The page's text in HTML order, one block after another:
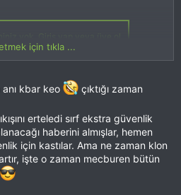
elbette. Ama ben bu hobide
verdiği tecrübeye dayanarak
çıkacak para miktarında bir
için tıkla ...
kbar keo
çıktığı zaman
erteledi sırf ekstra güvenlik
haberini almışlar, hemen
için kastılar. Ama ne zaman klon
işte o zaman mecburen bütün